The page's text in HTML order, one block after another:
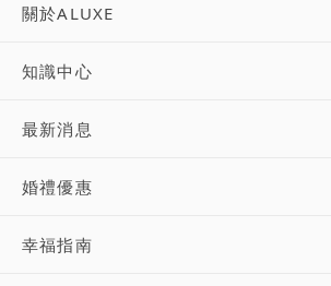
關於ALUXE
知識中心
最新消息
婚禮優惠
幸福指南